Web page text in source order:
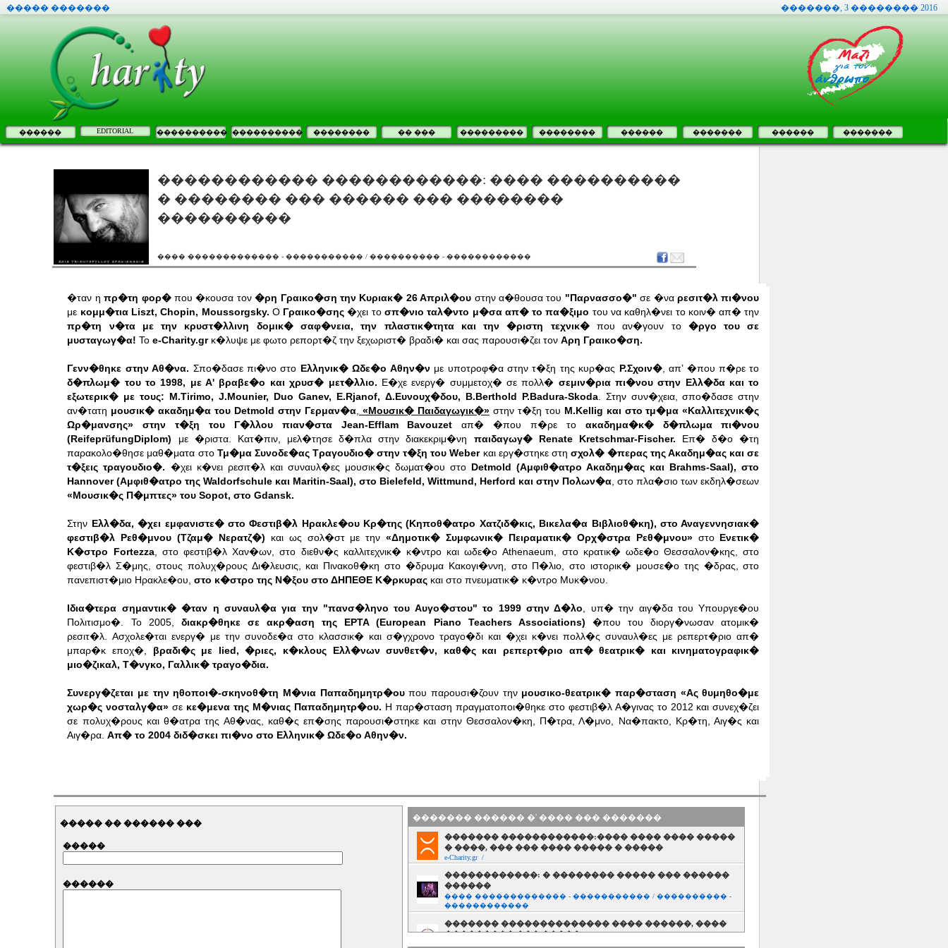
����� ������� �������, 3 �������� 2016
������ EDITORIAL ���������� ���������� �������� �� ��� ��������� �������� ������ ������� ������ �������
������������ ������������: ���� ����������
� �������� ��� ������ ��� ��������
����������
���� ������������� - ����������� / ���������� - ������������
�ταν ηπρ�τη φορ�που �κουσα τον�ρη Γραικο�ση την Κυριακ� 26 Απριλ�ου στην α�θουσα του "Παρνασσο�" σε �ναρεσιτ�λ πι�νου
με κομμ�τια Liszt, Chopin, Moussorgsky. Ο Γραικο�σης �χει το σπ�νιο ταλ�ντο μ�σα απ� το πα�ξιμο του να καθηλ�νει το κοιν� απ� την
πρ�τη ν�τα με την κρυστ�λλινη δομικ� σαφ�νεια, την πλαστικ�τητα και την �ριστη τεχνικ�που αν�γουν το �ργο του σε
μυσταγωγ�α! Τοe-Charity.gr κ�λυψε με φωτο ρεπορτ�ζ την ξεχωριστ� βραδι� και σας παρουσι�ζει τονΑρη Γραικο�ση.
Γενν�θηκε στην Αθ�να. Σπο�δασε πι�νο στο Ελληνικ� Ωδε�ο Αθην�νμε υποτροφ�α στην τ�ξη της κυρ�ας Ρ.Σχοιν�, απ’ �που π�ρε το
δ�πλωμ� του το 1998, με Α' βραβε�ο και χρυσ� μετ�λλιο. Ε�χε ενεργ� συμμετοχ� σε πολλ� σεμιν�ρια πι�νου στην Ελλ�δα και το
εξωτερικ� με τους: M.Tirimo, J.Mounier, Duo Ganev, E.Rjanof, Δ.Ευνουχ�δου, B.Berthold P.Badura-Skoda. Στην συν�χεια, σπο�δασε στην
αν�τατη μουσικ� ακαδημ�α του Detmold στην Γερμαν�α «Μουσικ� Παιδαγωγικ�»στην τ�ξη του M.Kellig και στο τμ�μα «Καλλιτεχνικ�ς
Ωρ�μανσης» στην τ�ξη του Γ�λλου πιαν�στα Jean-Efflam Bavouzet απ� �που π�ρε το ακαδημα�κ� δ�πλωμα πι�νου
(ReifeprüfungDiplom) με �ριστα. Κατ�πιν, μελ�τησε δ�πλα στην διακεκριμ�νη παιδαγωγ� Renate Kretschmar-Fischer. Επ� δ�ο �τη
παρακολο�θησε μαθ�ματα στο Τμ�μα Συνοδε�ας Τραγουδιο� στην τ�ξη του Weberκαι εργ�στηκε στη σχολ� �περας της Ακαδημ�ας και σε
τ�ξεις τραγουδιο�. �χει κ�νει ρεσιτ�λ και συναυλ�ες μουσικ�ς δωματ�ου στο Detmold (Αμφιθ�ατρο Ακαδημ�ας και Brahms-Saal), στο
Hannover (Αμφιθ�ατρο της Waldorfschule και Maritin-Saal), στο Bielefeld, Wittmund, Herford και στην Πολων�α , στο πλα�σιο των εκδηλ�σεων
«Μουσικ�ς Π�μπτες» του Sopot, στο Gdansk.
Στην Ελλ�δα, �χει εμφανιστε� στο Φεστιβ�λ Ηρακλε�ου Κρ�της (Κηποθ�ατρο Χατζιδ�κις, Βικελα�α Βιβλιοθ�κη), στο Αναγεννησιακ�
φεστιβ�λ Ρεθ�μνου (Τζαμ� Νερατζ�) και ως σολ�στ με την«Δημοτικ� Συμφωνικ� Πειραματικ� Ορχ�στρα Ρεθ�μνου» στο Ενετικ�
Κ�στρο Fortezza, στο φεστιβ�λ Χαν�ων, στο διεθν�ς καλλιτεχνικ� κ�ντρο και ωδε�ο Athenaeum, στο κρατικ� ωδε�ο Θεσσαλον�κης, στο
φεστιβ�λ Σ�μης, στους πολυχ�ρους Δι�λευσις, και Πινακοθ�κη στο �δρυμα Κακογι�ννη, στο Π�λιο, στο ιστορικ� μουσε�ο της �δρας, στο
πανεπιστ�μιο Ηρακλε�ου,στο κ�στρο της Ν�ξου στο ΔΗΠΕΘΕ Κ�ρκυρας και στο πνευματικ� κ�ντρο Μυκ�νου.
Ιδια�τερα σημαντικ� �ταν η συναυλ�α για την "πανσ�ληνο του Αυγο�στου" το 1999 στην Δ�λο , υπ� την αιγ�δα του Υπουργε�ου
Πολιτισμο�. Το 2005, διακρ�θηκε σε ακρ�αση της EPTA (European Piano Teachers Associations) �που του διοργ�νωσαν ατομικ�
ρεσιτ�λ.Ασχολε�ται ενεργ� με την συνοδε�α στο κλασσικ� και σ�γχρονο τραγο�δι και �χει κ�νει πολλ�ς συναυλ�ες με ρεπερτ�ριο απ�
μπαρ�κ εποχ�, βραδι�ς με lied, �ριες, κ�κλους Ελλ�νων συνθετ�ν, καθ�ς και ρεπερτ�ριο απ� θεατρικ� και κινηματογραφικ�
μιο�ζικαλ, Τ�νγκο, Γαλλικ� τραγο�δια.
Συνεργ�ζεται με την ηθοποι�-σκηνοθ�τη Μ�νια Παπαδημητρ�ουπου παρουσι�ζουν την μουσικο-θεατρικ� παρ�σταση «Ας θυμηθο�με
χωρ�ς νοσταλγ�α» σε κε�μενα της Μ�νιας Παπαδημητρ�ου. Η παρ�σταση πραγματοποι�θηκε στο φεστιβ�λ Α�γινας το 2012 και συνεχ�ζει
σε πολυχ�ρους και θ�ατρα της Αθ�νας, καθ�ς επ�σης παρουσι�στηκε και στην Θεσσαλον�κη, Π�τρα, Λ�μνο, Να�πακτο, Κρ�τη, Αιγ�ς και
Αιγ�ρα.Απ� το 2004 διδ�σκει πι�νο στο Ελληνικ� Ωδε�ο Αθην�ν.
����� �� ������ ���
�����
������
������� ������ �' ���� ��� �������
������� ������������:���� ���� ���� �����
� ����, ��� ��� ���� ����� � �����
e-Charity.gr /
������������: � �������� ����� ��� ������
������
���� ������������� - ����������� / ���������� -
������������
������� �������������� ���� ������, ����
��������� ��� �����